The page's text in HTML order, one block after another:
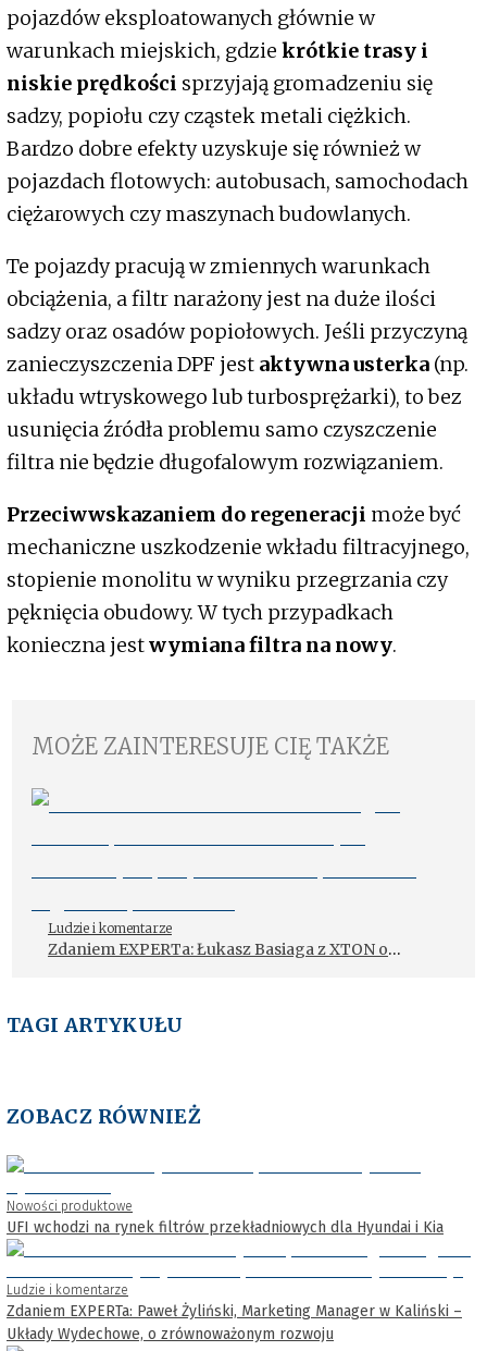
pojazdów eksploatowanych głównie w
warunkach miejskich, gdzie krótkie trasy i
niskie prędkości sprzyjają gromadzeniu się
sadzy, popiołu czy cząstek metali ciężkich.
Bardzo dobre efekty uzyskuje się również w
pojazdach flotowych: autobusach, samochodach
ciężarowych czy maszynach budowlanych.
Te pojazdy pracują w zmiennych warunkach
obciążenia, a filtr narażony jest na duże ilości
sadzy oraz osadów popiołowych. Jeśli przyczyną
zanieczyszczenia DPF jest aktywna usterka (np.
układu wtryskowego lub turbosprężarki), to bez
usunięcia źródła problemu samo czyszczenie
filtra nie będzie długofalowym rozwiązaniem.
Przeciwwskazaniem do regeneracji może być
mechaniczne uszkodzenie wkładu filtracyjnego,
stopienie monolitu w wyniku przegrzania czy
pęknięcia obudowy. W tych przypadkach
konieczna jestwymiana filtra na nowy.
MOŻE ZAINTERESUJE CIĘ TAKŻE
Ludzie i komentarze
Zdaniem EXPERTa: Łukasz Basiaga z XTON o
TAGI ARTYKUŁU
ZOBACZ RÓWNIEŻ
Nowości produktowe
UFI wchodzi na rynek filtrów przekładniowych dla Hyundai i Kia
Ludzie i komentarze
Zdaniem EXPERTa: Paweł Żyliński, Marketing Manager w Kaliński –
Układy Wydechowe, o zrównoważonym rozwoju